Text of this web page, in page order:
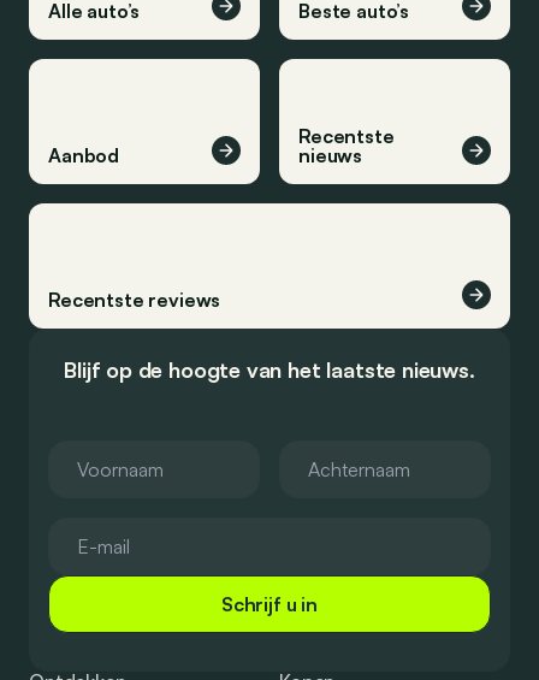
Alle auto’s Beste auto’s
Aanbod
Recentste
nieuws
Recentste reviews
Blijf op de hoogte van het laatste nieuws.
Schrijf u in